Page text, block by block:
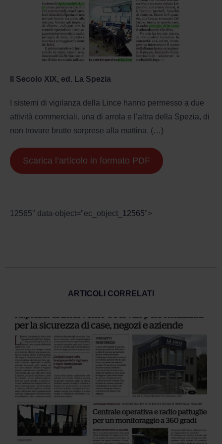
Il Secolo XIX, ed. La Spezia
I sistemi di vigilanza della Lince hanno permesso a due
attività commerciali. una di arrola e l’altra della Spezia, di
non trovare brutte sorprese alla mattina. (…)
Scarica l’articolo in formato PDF
12565" data-object="ec_object_ 12565">
ARTICOLI CORRELATI